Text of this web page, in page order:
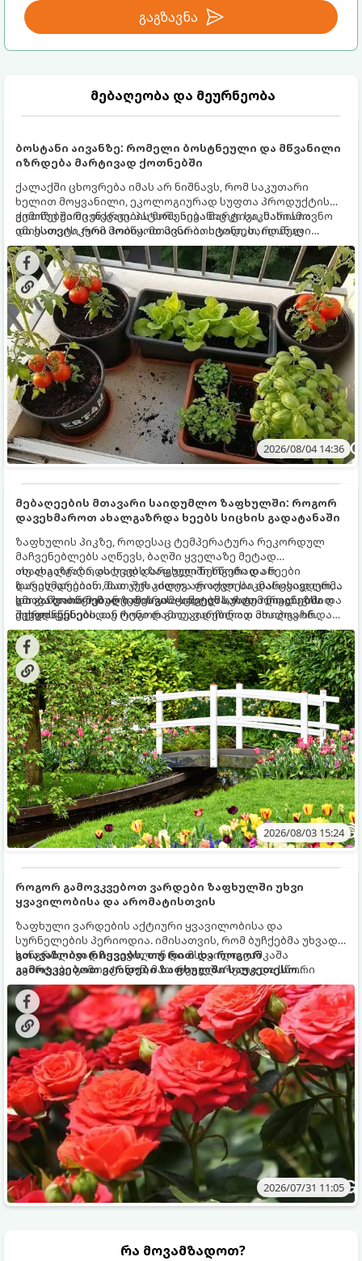
გაგზავნა
მებაღეობა და მეურნეობა
ბოსტანი აივანზე: რომელი ბოსტნეული და მწვანილი
იზრდება მარტივად ქოთნებში
ქალაქში ცხოვრება იმას არ ნიშნავს, რომ საკუთარი
ხელით მოყვანილი, ეკოლოგიურად სუფთა პროდუქტის
გემოზე უარი თქვათ. პატარა აივანიც კი საკმარისია
იმისათვის, რომ მოიწყოთ მინი-ბოსტანი, საიდანაც
ყოველდღიურად ახალ, არომატულ მწვანილსა და
ბოსტნეულს მოკრეფთ.
ქოთნებში მცენარეების მოშენება მარტივი, სასიამოვნო
და ესთეტიკური ჰობია. მთავარია იცოდეთ, რომელი
კულტურები ეგუებიან ქოთნის პირობებს ყველაზე კარგად
და როგორ მოუაროთ მათ სწორად.
2026/08/04 14:36
მებაღეების მთავარი საიდუმლო ზაფხულში: როგორ
დავეხმაროთ ახალგაზრდა ხეებს სიცხის გადატანაში
ზაფხულის პიკზე, როდესაც ტემპერატურა რეკორდულ
მაჩვენებლებს აღწევს, ბაღში ყველაზე მეტად
ახალგაზრდა, ახლად დარგული ნერგები და ხეები
ზარალდებიან. მათ ჯერ კიდევ არ აქვთ საკმარისად ღრმა
და განვითარებული ფესვთა სისტემა, რათა ნიადაგის
ქვედა ფენებიდან ტენი დამოუკიდებლად მოიპოვონ.
თუ ახალგაზრდა ხეებს ზაფხულში სწორად არ
დავეხმარებით, მათ შესაძლოა ფოთლები დასცვივდეთ,
ხმობა დაიწყონ ან ზამთრის ყინვებს სუსტი ორგანიზმით
შეხვდნენ.
გთავაზობთ მებაღეების გამოცდილ საიდუმლოებებსა და
ოქროს წესებს, თუ როგორ გადავარჩინოთ ახალგაზრდა
ხეები ზაფხულის სიცხეში:
2026/08/03 15:24
როგორ გამოვკვებოთ ვარდები ზაფხულში უხვი
ყვავილობისა და არომატისთვის
ზაფხული ვარდების აქტიური ყვავილობისა და
სურნელების პერიოდია. იმისათვის, რომ ბუჩქებმა უხვად,
ხანგრძლივად იყვავილონ და მსხვილი, კაშკაშა
კვირტები გამოიტანონ, მათ რეგულარული და სწორი
გამოკვება სჭირდებათ. ზაფხულის პერიოდში მცენარის
მოთხოვნილებები იცვლება, ამიტომ მნიშვნელოვანია
ვიცოდეთ, რომელი სასუქები გამოიყენება ამ დროს.
გთავაზობთ რჩევებს, თუ რით და როგორ
გამოვკვებოთ ვარდები ზაფხულში საუკეთესო
შედეგის მისაღწევად:
2026/07/31 11:05
რა მოვამზადოთ?